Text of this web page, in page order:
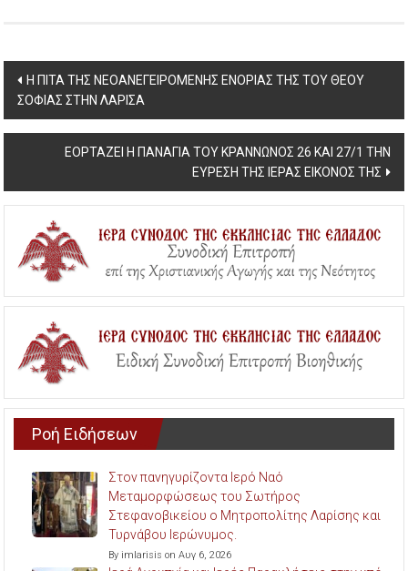
Post
navigation
Η ΠΙΤΑ ΤΗΣ ΝΕΟΑΝΕΓΕΙΡΟΜΕΝΗΣ ΕΝΟΡΙΑΣ ΤΗΣ ΤΟΥ ΘΕΟΥ
ΣΟΦΙΑΣ ΣΤΗΝ ΛΑΡΙΣΑ
ΕΟΡΤΑΖΕΙ Η ΠΑΝΑΓΙΑ ΤΟΥ ΚΡΑΝΝΩΝΟΣ 26 ΚΑΙ 27/1 ΤΗΝ
ΕΥΡΕΣΗ ΤΗΣ ΙΕΡΑΣ ΕΙΚΟΝΟΣ ΤΗΣ
Ροή Ειδήσεων
Στον πανηγυρίζοντα Ιερό Ναό
Μεταμορφώσεως του Σωτήρος
Στεφανοβικείου ο Μητροπολίτης Λαρίσης και
Τυρνάβου Ιερώνυμος.
By imlarisis on Αυγ 6, 2026